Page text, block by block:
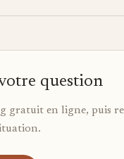
question
gratuit en ligne, puis